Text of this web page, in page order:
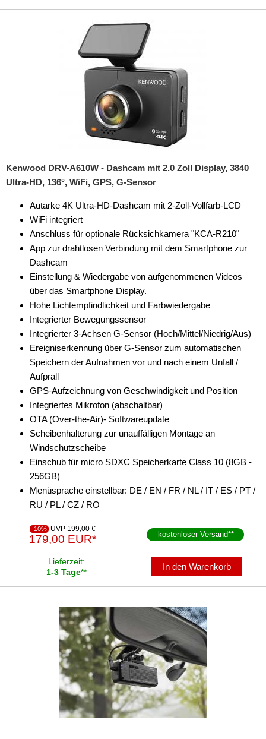
Kenwood DRV-A610W - Dashcam mit 2.0 Zoll Display, 3840
Ultra-HD, 136°, WiFi, GPS, G-Sensor
Autarke 4K Ultra-HD-Dashcam mit 2-Zoll-Vollfarb-LCD
WiFi integriert
Anschluss für optionale Rücksichkamera "KCA-R210"
App zur drahtlosen Verbindung mit dem Smartphone zur
Dashcam
Einstellung & Wiedergabe von aufgenommenen Videos
über das Smartphone Display.
Hohe Lichtempfindlichkeit und Farbwiedergabe
Integrierter Bewegungssensor
Integrierter 3-Achsen G-Sensor (Hoch/Mittel/Niedrig/Aus)
Ereigniserkennung über G-Sensor zum automatischen
Speichern der Aufnahmen vor und nach einem Unfall /
Aufprall
GPS-Aufzeichnung von Geschwindigkeit und Position
Integriertes Mikrofon (abschaltbar)
OTA (Over-the-Air)- Softwareupdate
Scheibenhalterung zur unauffälligen Montage an
Windschutzscheibe
Einschub für micro SDXC Speicherkarte Class 10 (8GB -
256GB)
Menüsprache einstellbar: DE / EN / FR / NL / IT / ES / PT /
RU / PL / CZ / RO
-10% UVP 199,00 €
179,00 EUR* kostenloser Versand**
Lieferzeit:
1-3 Tage**
In den Warenkorb